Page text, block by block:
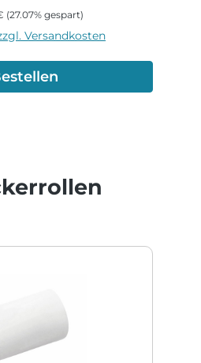
Preis:
(27.07% gespart)
Versandkosten